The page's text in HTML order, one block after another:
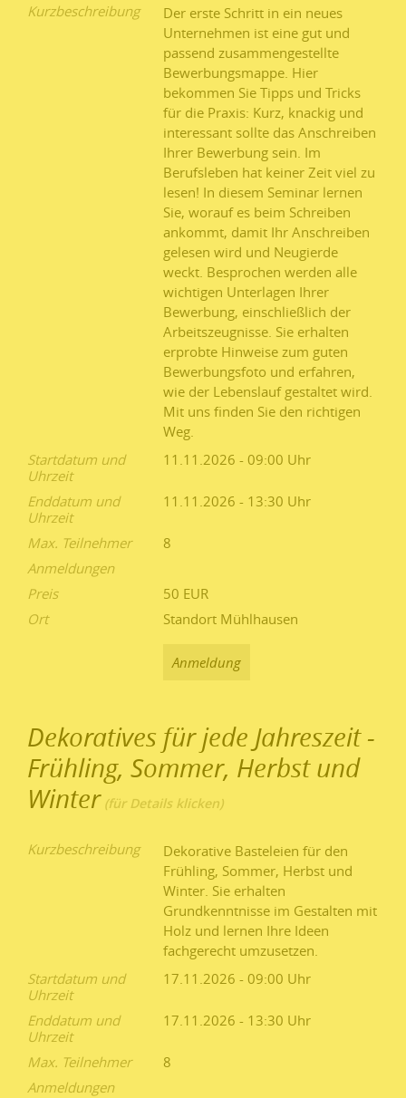
Kurzbeschreibung
Der erste Schritt in ein neues
Unternehmen ist eine gut und
passend zusammengestellte
Bewerbungsmappe. Hier
bekommen Sie Tipps und Tricks
für die Praxis: Kurz, knackig und
interessant sollte das Anschreiben
Ihrer Bewerbung sein. Im
Berufsleben hat keiner Zeit viel zu
lesen! In diesem Seminar lernen
Sie, worauf es beim Schreiben
ankommt, damit Ihr Anschreiben
gelesen wird und Neugierde
weckt. Besprochen werden alle
wichtigen Unterlagen Ihrer
Bewerbung, einschließlich der
Arbeitszeugnisse. Sie erhalten
erprobte Hinweise zum guten
Bewerbungsfoto und erfahren,
wie der Lebenslauf gestaltet wird.
Mit uns finden Sie den richtigen
Weg.
Startdatum und
Uhrzeit
11.11.2026 - 09:00
Enddatum und
Uhrzeit
11.11.2026 - 13:30
Max. Teilnehmer
8
Anmeldungen
Preis
50 EUR
Ort
Standort Mühlhausen
Anmeldung
Dekoratives für jede Jahreszeit -
Frühling, Sommer, Herbst und
Winter
Kurzbeschreibung
Dekorative Basteleien für den
Frühling, Sommer, Herbst und
Winter. Sie erhalten
Grundkenntnisse im Gestalten mit
Holz und lernen Ihre Ideen
fachgerecht umzusetzen.
Startdatum und
Uhrzeit
17.11.2026 - 09:00
Enddatum und
Uhrzeit
17.11.2026 - 13:30
Max. Teilnehmer
8
Anmeldungen